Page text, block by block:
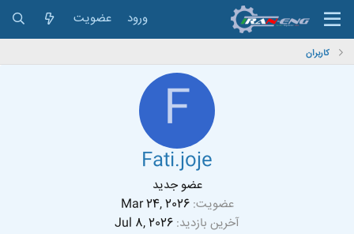
ورود عضویت
کاربران
F
Fati.joje
عضو جدید
عضویت Mar 24, 2026
آخرین بازدید Jul 8, 2026